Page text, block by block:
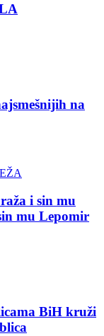
na
i sin mu
mu Lepomir
BiH kruži